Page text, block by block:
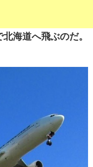
海道へ飛ぶのだ。